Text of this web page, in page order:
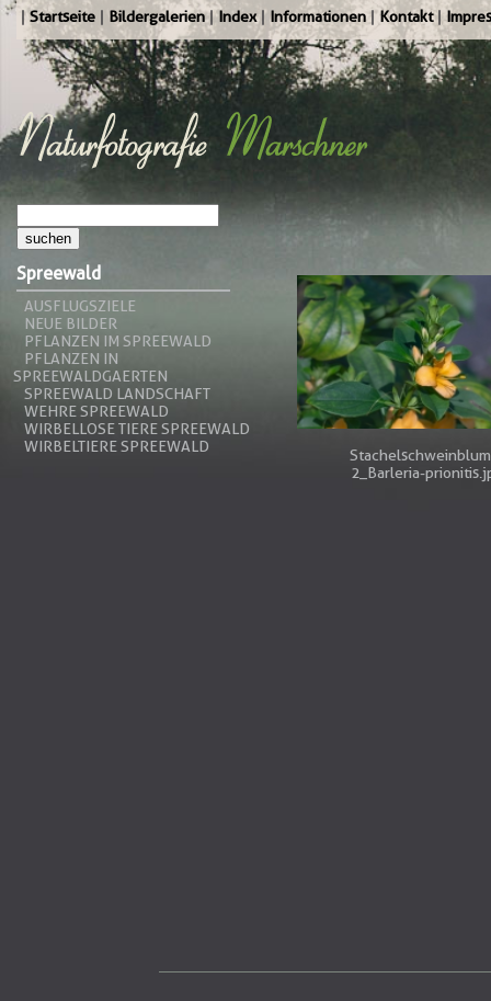
Startseite Bildergalerien Index Informationen Kontakt
Spreewald
AUSFLUGSZIELE
NEUE BILDER
PFLANZEN IM SPREEWALD
PFLANZEN IN
SPREEWALDGAERTEN
SPREEWALD LANDSCHAFT
WEHRE SPREEWALD
WIRBELLOSE TIERE SPREEWALD
WIRBELTIERE SPREEWALD
2_Barleria-